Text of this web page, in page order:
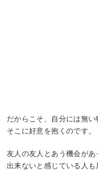
だからこそ、自分には無い
そこに好意を抱くのです。
友人の友人とあう機会が
出来ないと感じている人も